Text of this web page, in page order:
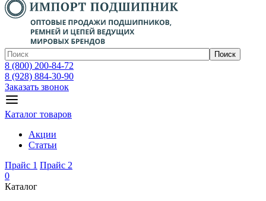
Поиск
8 (800) 200-84-72
8 (928) 884-30-90
Заказать звонок
Каталог товаров
Акции
Статьи
Прайс 1 Прайс 2
0
Каталог